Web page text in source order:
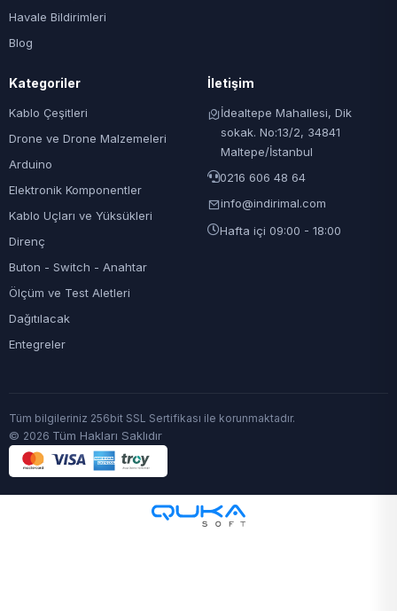
Havale Bildirimleri
Blog
Kategoriler
Kablo Çeşitleri
Drone ve Drone Malzemeleri
Arduino
Elektronik Komponentler
Kablo Uçları ve Yüksükleri
Direnç
Buton - Switch - Anahtar
Ölçüm ve Test Aletleri
Dağıtılacak
Entegreler
İletişim
İdealtepe Mahallesi, Dik
sokak. No:13/2, 34841
Maltepe/İstanbul
0216 606 48 64
info@indirimal.com
Hafta içi 09:00 - 18:00
Tüm bilgileriniz 256bit SSL Sertifikası ile korunmaktadır.
© 2026 Tüm Hakları Saklıdır